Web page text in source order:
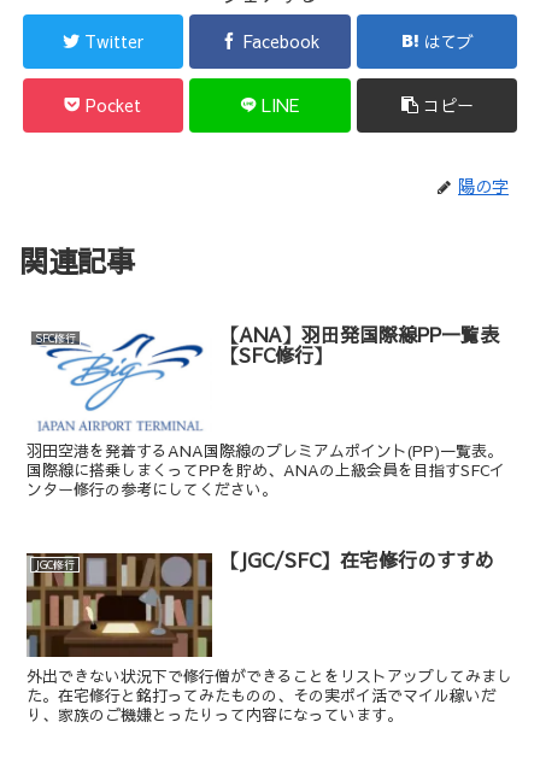
Twitter Facebook はてブ
Pocket LINE コピー
陽の字
関連記事
SFC修行 【ANA】羽田発国際線PP一覧表
【SFC修行】
羽田空港を発着するANA国際線のプレミアムポイント(PP)一覧表。
国際線に搭乗しまくってPPを貯め、ANAの上級会員を目指すSFCイ
ンター修行の参考にしてください。
JGC修行 【JGC/SFC】在宅修行のすすめ
外出できない状況下で修行僧ができることをリストアップしてみまし
た。在宅修行と銘打ってみたものの、その実ポイ活でマイル稼いだ
り、家族のご機嫌とったりって内容になっています。